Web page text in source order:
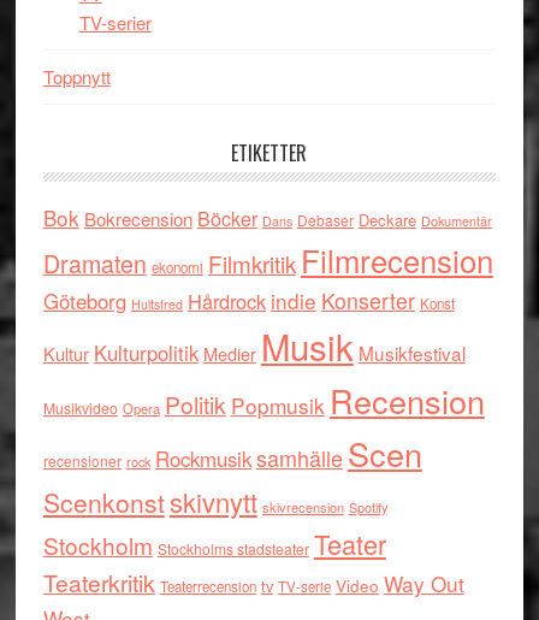
TV-serier
Toppnytt
ETIKETTER
Bok Bokrecension Böcker Dans Debaser Deckare Dokumentär
Dramaten ekonomi Filmkritik Filmrecension
Göteborg Hultsfred Hårdrock indie Konserter Konst
Kultur Kulturpolitik Medier Musik Musikfestival
Musikvideo Opera Politik Popmusik Recension
recensioner rock RockmusiksamhälleScen
Scenkonstskivnytt skivrecension Spotify
Stockholm Stockholms stadsteater Teater
Teaterkritik Teaterrecension tv TV-serie Video Way Out